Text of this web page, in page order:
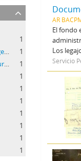
1
Sección Informaciones Zona Mar Argentino Norte del Servicio de Inteligencia de Prefectura.
1
Servicio de Inteligencia de la Prefectura Naval Argentina (SIPNA)
1
1
1
1
1
1
1
1
AR
El fondo
Los
Servicio